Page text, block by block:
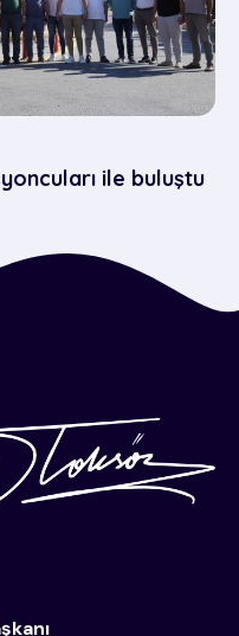
ile buluştu